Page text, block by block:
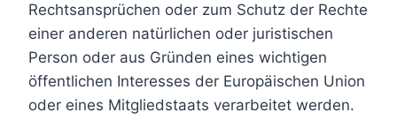
Rechtsansprüchen oder zum Schutz der Rechte
einer anderen natürlichen oder juristischen
Person oder aus Gründen eines wichtigen
öffentlichen Interesses der Europäischen Union
oder eines Mitgliedstaats verarbeitet werden.